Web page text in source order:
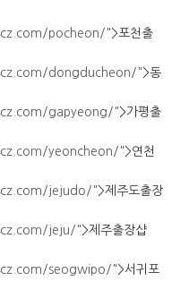
pocheon/">포천출
dongducheon/">동
gapyeong/">가평출
yeoncheon/">연천
jejudo/">제주도출장
jeju/">제주출장샵
seogwipo/">서귀포